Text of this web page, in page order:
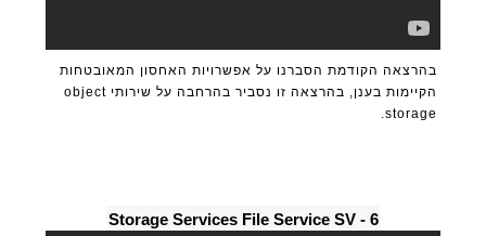
בהרצאה הקודמת הסברנו על אפשרויות האחסון המאובטחות
הקיימות בענן, בהרצאה זו נסביר בהרחבה על שירותי object
storage.
6 - Storage Services File Service SV